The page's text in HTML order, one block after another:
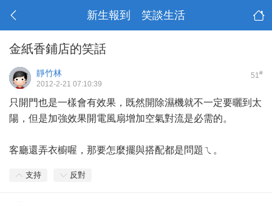
新生報到 笑談生活
金紙香鋪店的笑話
51#
靜竹林
2012-2-21 07:10:39
只開門也是一樣會有效果，既然開除濕機就不一定要曬到太
陽，但是加強效果開電風扇增加空氣對流是必需的。
客廳還弄衣櫥喔，那要怎麼擺與搭配都是問題ㄟ。
支持 反對